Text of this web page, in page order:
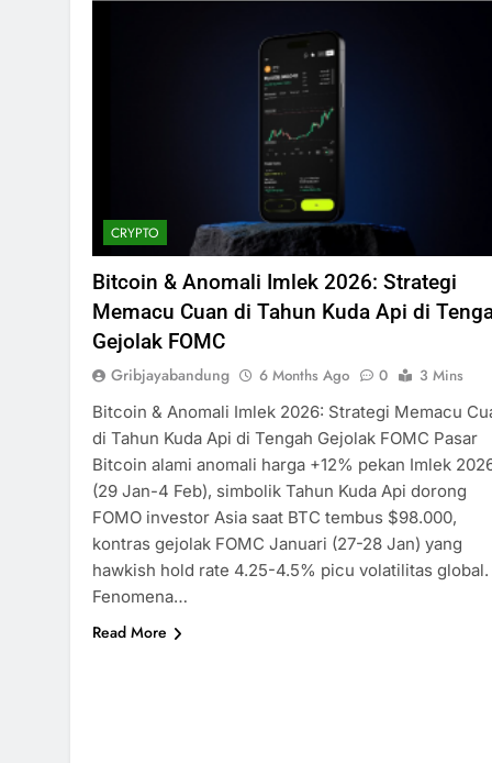
CRYPTO
Bitcoin & Anomali Imlek 2026: Strategi
Memacu Cuan di Tahun Kuda Api di
Gejolak FOMC
Gribjayabandung 6 Months Ago 0
3 Mins
Bitcoin & Anomali Imlek 2026: Strategi Memacu
di Tahun Kuda Api di Tengah Gejolak FOMC Pasar
Bitcoin alami anomali harga +12% pekan Imlek
(29 Jan-4 Feb), simbolik Tahun Kuda Api dorong
FOMO investor Asia saat BTC tembus $98.000,
kontras gejolak FOMC Januari (27-28 Jan) yang
hawkish hold rate 4.25-4.5% picu volatilitas global.
Fenomena…
Read More